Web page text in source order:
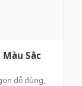
Sắc
dễ dùng,